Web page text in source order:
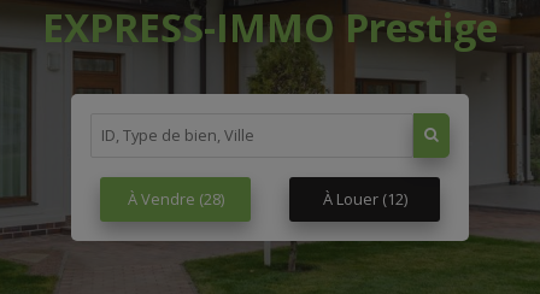
EXPRESS-IMMO Prestige
À Vendre (28) À Louer(12)